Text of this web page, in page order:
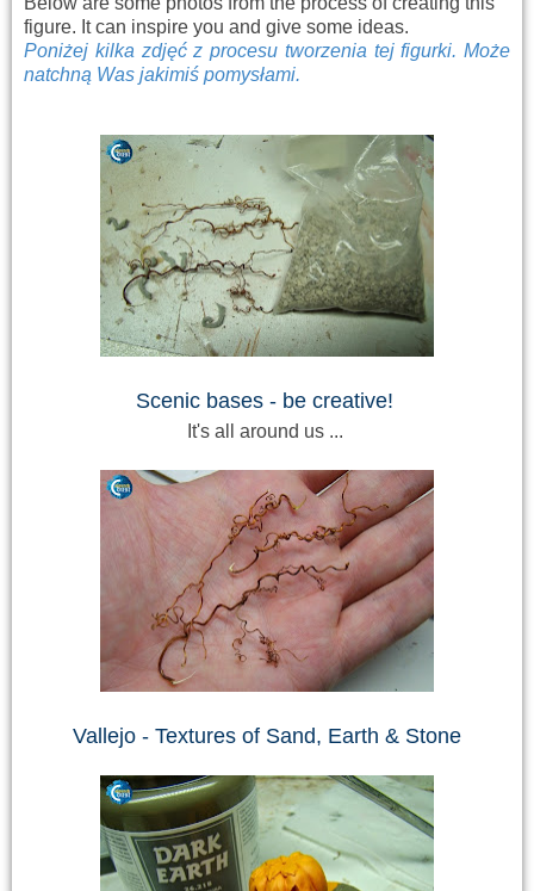
figure. It can inspire you and give some ideas.
Poniżej kilka zdjęć z procesu tworzenia tej figurki. Może
natchną Was jakimiś pomysłami.
Scenic bases - be creative!
It's all around us ...
Vallejo - Textures of Sand, Earth & Stone